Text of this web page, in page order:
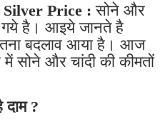
Silver Price :सोने और
गये है। आइये जानते है
बदलाव आया है। आज
में सोने और चांदी की कीमतों
?